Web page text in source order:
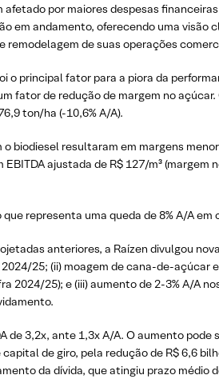
por maiores despesas
em andamento, oferecendo uma visão
de suas operações
o principal fator para a piora da
fator de redução de margem no
ton/ha (-10,6% A/A).
biodiesel resultaram em margens
ajustada de R$ 127/m³ (margem
que representa uma queda de 8% A/A
anteriores, a Raízen divulgou
25; (ii) moagem de cana-de-
2024/25); e (iii) aumento de 2-3% A/A
de 3,2x, ante 1,3x A/A. O aumento
de giro, pela redução de R$ 6,6
da dívida, que atingiu prazo médio